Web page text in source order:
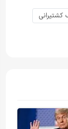
کشتیرانی